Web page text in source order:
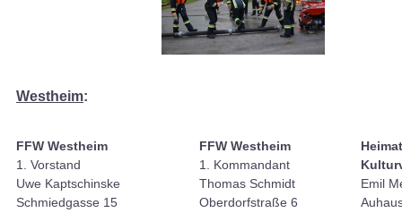
Westheim:
FFW Westheim
1. Vorstand
Uwe Kaptschinske
Schmiedgasse 15
FFW Westheim
1. Kommandant
Thomas Schmidt
Oberdorfstraße 6
Emil